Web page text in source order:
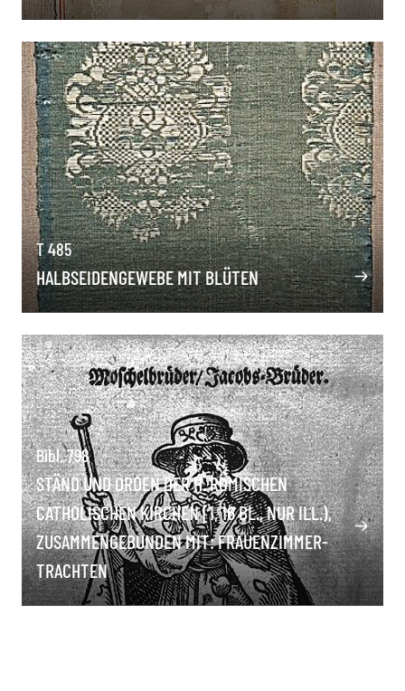
T 485
HALBSEIDENGEWEBE MIT BLÜTEN
Bibl. 798
STÄND UND ORDEN DER H. RÖMISCHEN
CATHOLISCHEN KIRCHEN [1, 16 BL., NUR ILL.),
ZUSAMMENGEBUNDEN MIT: FRAUENZIMMER-
TRACHTEN